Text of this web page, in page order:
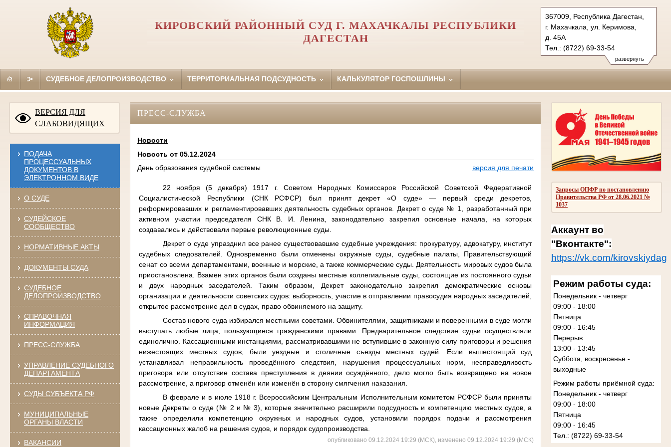
развернуть
367009, Республика Дагестан,
г. Махачкала, ул. Керимова,
д. 45А
Тел.: (8722) 69-33-54
kirovskiy.dag@sudrf.ru
КИРОВСКИЙ РАЙОННЫЙ СУД Г. МАХАЧКАЛЫ РЕСПУБЛИКИ
ДАГЕСТАН
СУДЕБНОЕ ДЕЛОПРОИЗВОДСТВО ТЕРРИТОРИАЛЬНАЯ ПОДСУДНОСТЬ КАЛЬКУЛЯТОР ГОСПОШЛИНЫ
ВЕРСИЯ ДЛЯ
СЛАБОВИДЯЩИХ
ПОДАЧА
ПРОЦЕССУАЛЬНЫХ
ДОКУМЕНТОВ В
ЭЛЕКТРОННОМ ВИДЕ
О СУДЕ
СУДЕЙСКОЕ
СООБЩЕСТВО
НОРМАТИВНЫЕ АКТЫ
ДОКУМЕНТЫ СУДА
СУДЕБНОЕ
ДЕЛОПРОИЗВОДСТВО
СПРАВОЧНАЯ
ИНФОРМАЦИЯ
ПРЕСС-СЛУЖБА
УПРАВЛЕНИЕ СУДЕБНОГО
ДЕПАРТАМЕНТА
СУДЫ СУБЪЕКТА РФ
МУНИЦИПАЛЬНЫЕ
ОРГАНЫ ВЛАСТИ
ВАКАНСИИ
Запросы ОПФР по постановлению
Правительства РФ от 28.06.2021 №
1037
Аккаунт во
"Вконтакте":
https://vk.com/kirovskiydag
Режим работы суда:
Понедельник - четверг
09:00 - 18:00
Пятница
09:00 - 16:45
Перерыв
13:00 - 13:45
Суббота, воскресенье -
выходные
Режим работы приёмной суда:
Понедельник - четверг
09:00 - 18:00
Пятница
09:00 - 16:45
Тел.: (8722) 69-33-54
ПРЕСС-СЛУЖБА
Новости
Новость от 05.12.2024
День образования судебной системы
версия для печати
22 ноября (5 декабря) 1917 г. Советом Народных Комиссаров Российской Советской Федеративной
Социалистической Республики (СНК РСФСР) был принят декрет «О суде» — первый среди декретов,
реформировавших и регламентировавших деятельность судебных органов. Декрет о суде № 1, разработанный при
активном участии председателя СНК В. И. Ленина, законодательно закрепил основные начала, на которых
создавались и действовали первые революционные суды.
Декрет о суде упразднил все ранее существовавшие судебные учреждения: прокуратуру, адвокатуру, институт
судебных следователей. Одновременно были отменены окружные суды, судебные палаты, Правительствующий
сенат со всеми департаментами, военные и морские, а также коммерческие суды. Деятельность мировых судов была
приостановлена. Взамен этих органов были созданы местные коллегиальные суды, состоящие из постоянного судьи
и двух народных заседателей. Таким образом, Декрет законодательно закрепил демократические основы
организации и деятельности советских судов: выборность, участие в отправлении правосудия народных заседателей,
открытое рассмотрение дел в судах, право обвиняемого на защиту.
Состав нового суда избирался местными советами. Обвинителями, защитниками и поверенными в суде могли
выступать любые лица, пользующиеся гражданскими правами. Предварительное следствие судьи осуществляли
единолично. Кассационными инстанциями, рассматривавшими не вступившие в законную силу приговоры и решения
нижестоящих местных судов, были уездные и столичные съезды местных судей. Если вышестоящий суд
устанавливал неправильность проведённого следствия, нарушения процессуальных норм, несправедливость
приговора или отсутствие состава преступления в деянии осуждённого, дело могло быть возвращено на новое
рассмотрение, а приговор отменён или изменён в сторону смягчения наказания.
В феврале и в июле 1918 г. Всероссийским Центральным Исполнительным комитетом РСФСР были приняты
новые Декреты о суде (№ 2 и № 3), которые значительно расширили подсудность и компетенцию местных судов, а
также определили компетенцию окружных и народных судов, установили порядок подачи и рассмотрения
кассационных жалоб на решения судов, и порядок судопроизводства.
опубликовано 09.12.2024 19:29 (МСК), изменено 09.12.2024 19:29 (МСК)